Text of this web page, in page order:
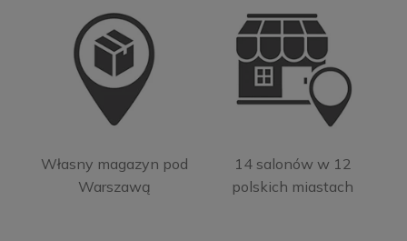
Własny magazyn pod
Warszawą
14 salonów w 12
polskich miastach